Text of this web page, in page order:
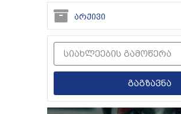
არქივი
გაგზავნა